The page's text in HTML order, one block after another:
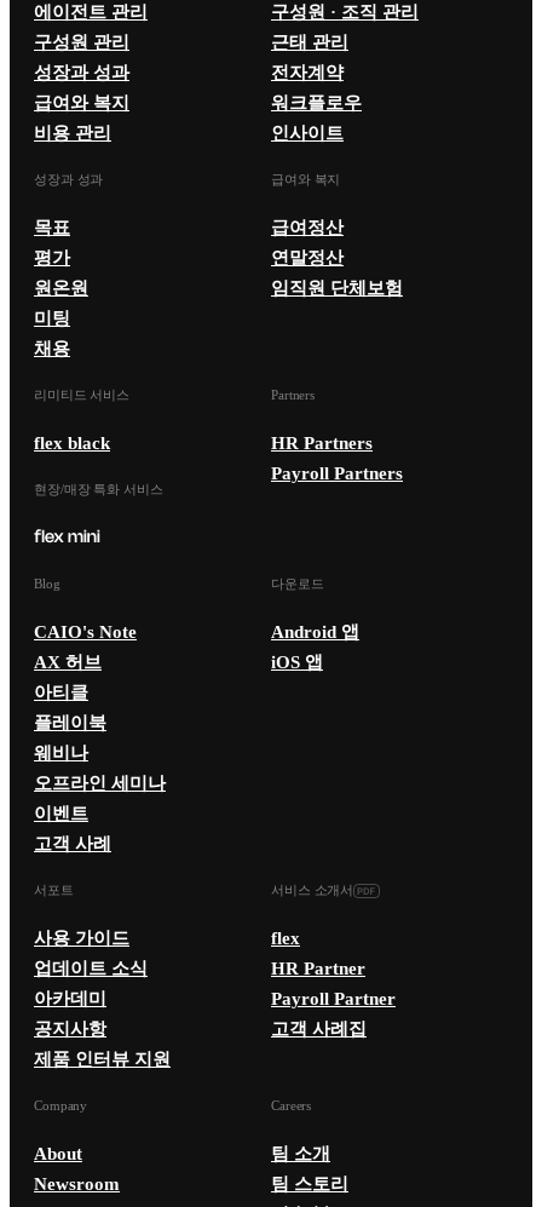
에이전트 관리
구성원 관리
성장과 성과
급여와 복지
비용 관리
구성원 · 조직 관리
근태 관리
전자계약
워크플로우
인사이트
성장과 성과
목표
평가
원온원
미팅
채용
급여와 복지
급여정산
연말정산
임직원 단체보험
리미티드 서비스
flex black
현장/매장 특화 서비스
Partners
HR Partners
Payroll Partners
Blog
CAIO's Note
AX 허브
아티클
플레이북
웨비나
오프라인 세미나
이벤트
고객 사례
다운로드
Android 앱
iOS 앱
서포트
사용 가이드
업데이트 소식
아카데미
공지사항
제품 인터뷰 지원
서비스 소개서
flex
HR Partner
Payroll Partner
고객 사례집
Company
About
Newsroom
Careers
팀 소개
팀 스토리